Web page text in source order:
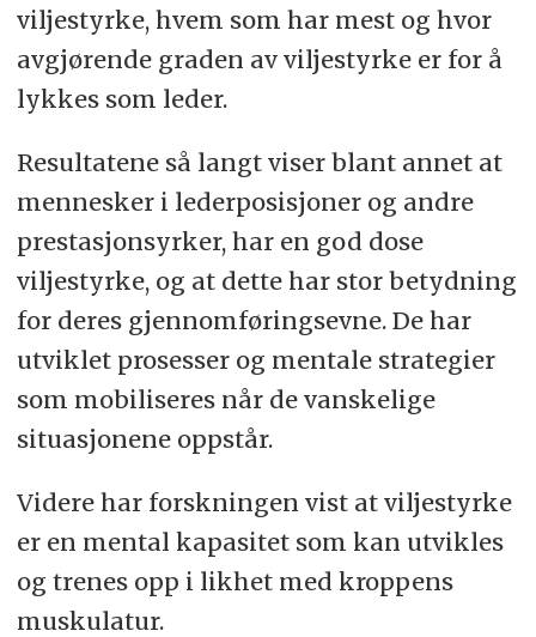
viljestyrke, hvem som har mest og hvor
avgjørende graden av viljestyrke er for å
lykkes som leder.
Resultatene så langt viser blant annet at
mennesker i lederposisjoner og andre
prestasjonsyrker, har en god dose
viljestyrke, og at dette har stor betydning
for deres gjennomføringsevne. De har
utviklet prosesser og mentale strategier
som mobiliseres når de vanskelige
situasjonene oppstår.
Videre har forskningen vist at viljestyrke
er en mental kapasitet som kan utvikles
og trenes opp i likhet med kroppens
muskulatur.